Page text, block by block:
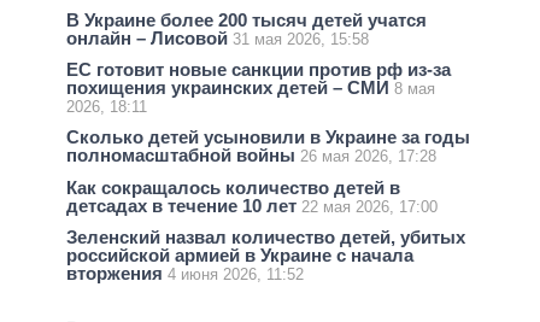
В Украине более 200 тысяч детей учатся
онлайн – Лисовой 31 мая 2026, 15:58
ЕС готовит новые санкции против рф из-за
похищения украинских детей – СМИ 8 мая
2026, 18:11
Сколько детей усыновили в Украине за годы
полномасштабной войны 26 мая 2026, 17:28
Как сокращалось количество детей в
детсадах в течение 10 лет 22 мая 2026, 17:00
Зеленский назвал количество детей, убитых
российской армией в Украине с начала
вторжения 4 июня 2026, 11:52